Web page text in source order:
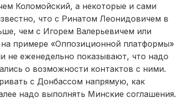
Коломойский, а некоторые и сами
что с Ринатом Леонидовичем в
чем с Игорем Валерьевичем или
примере «Оппозиционной платформы»
не еженедельно показывают, что надо
о возможности контактов с ними.
с Донбассом напрямую, как
надо выполнять Минские соглашения.